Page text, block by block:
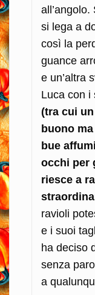
si lega a
così la
guance
e un’altra
Luca con i
(tra cui
buono
bue
occhi per
riesce a
ravioli
e i suoi
ha deciso
senza
a